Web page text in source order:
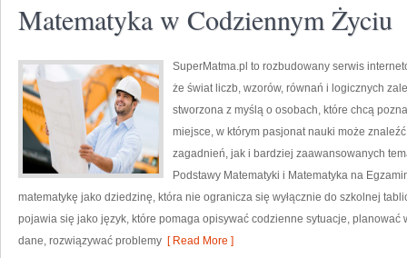
Matematyka w Codziennym Życiu
SuperMatma.pl to rozbudowany serwis
że świat liczb, wzorów, równań i logicznych
stworzona z myślą o osobach, które chcą
miejsce, w którym pasjonat nauki może
zagadnień, jak i bardziej zaawansowanych
Podstawy Matematyki i Matematyka na
matematykę jako dziedzinę, która nie ogranicza się wyłącznie do szkolnej
pojawia się jako język, które pomaga opisywać codzienne sytuacje,
dane, rozwiązywać problemy [ Read More ]